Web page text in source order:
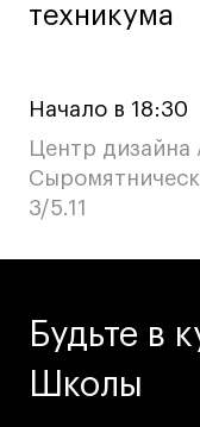
техникума
техникума
Начало в 18:30
Центр
3/5.11
Будьте в
Школы